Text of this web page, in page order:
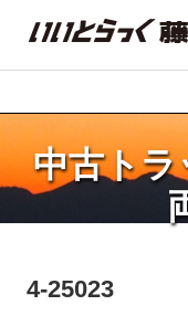
いいとらっく
中古ト
4-25023